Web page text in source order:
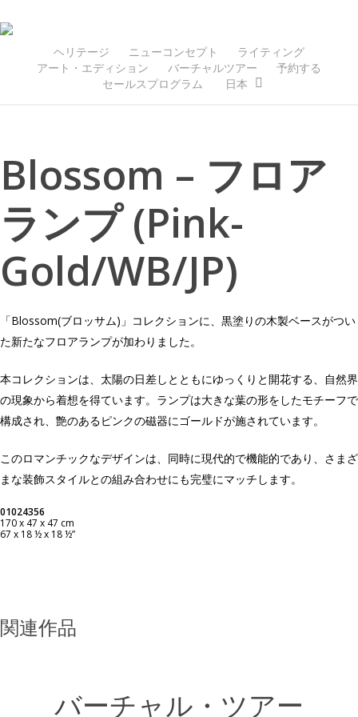
to
content
ヘリテージ ニューコンセプト
ライティング
アート・エディション
バーチャルツアー
予約する
セールスプログラム
日本
Blossom – フロア
ランプ (Pink-
Gold/WB/JP)
「Blossom(ブロッサム)」コレクションに、黒塗りの木製ベースがつい
た新たなフロアランプが加わりました。
本コレクションは、太陽の日差しとともにゆっくりと開花する、自然界
の現象から着想を得ています。ランプは大きな葉の形をしたモチーフで
構成され、艶のあるピンクの磁器にゴールドが施されています。
このロマンチックなデザインは、同時に現代的で機能的であり、さまざ
まな装飾スタイルとの組み合わせにも完璧にマッチします。
01024356
170 x 47 x 47 cm
67 x 18 ½ x 18 ½”
関連作品
バーチャル・ツアー